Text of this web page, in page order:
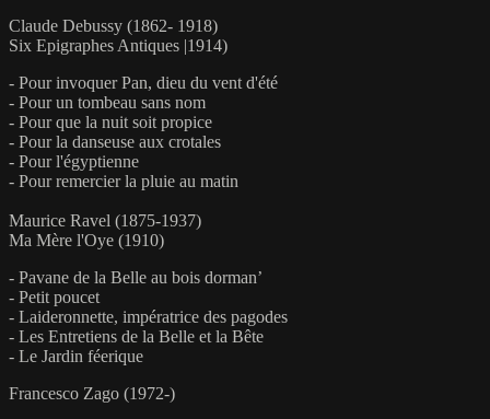
Claude Debussy (1862- 1918)
Six Epigraphes Antiques |1914)
- Pour invoquer Pan, dieu du vent d'été
- Pour un tombeau sans nom
- Pour que la nuit soit propice
- Pour la danseuse aux crotales
- Pour l'égyptienne
- Pour remercier la pluie au matin
Maurice Ravel (1875-1937)
Ma Mère l'Oye (1910)
- Pavane de la Belle au bois dorman’
- Petit poucet
- Laideronnette, impératrice des pagodes
- Les Entretiens de la Belle et la Bête
- Le Jardin féerique
Francesco Zago (1972-)